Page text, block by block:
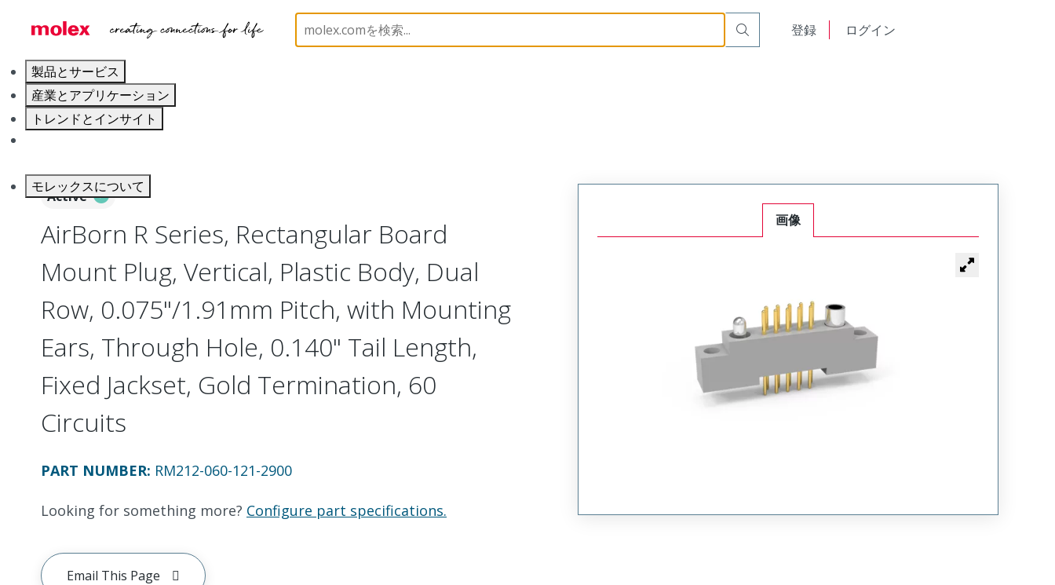
登録 ログイン
製品とサービス
産業とアプリケーション
トレンドとインサイト
モレックスについて
Board-to-Board Connectors Rectangular, Plastic, 2 Row, Vertical Board Mount Plug RM212-060-121-2900
Active
AirBorn R Series, Rectangular Board
Mount Plug, Vertical, Plastic Body, Dual
Row, 0.075"/1.91mm Pitch, with Mounting
Ears, Through Hole, 0.140" Tail Length,
Fixed Jackset, Gold Termination, 60
Circuits
PART NUMBER: RM212-060-121-2900
Looking for something more? Configure part specifications.
Email This Page
画像